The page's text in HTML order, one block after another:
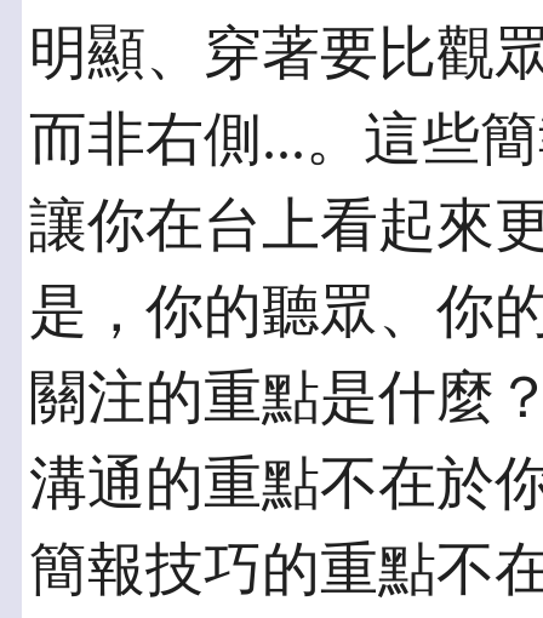
明顯、穿著要比觀
而非右側...。這些
讓你在台上看起來
是，你的聽眾、你
關注的重點是什麼
溝通的重點不在於
簡報技巧的重點不